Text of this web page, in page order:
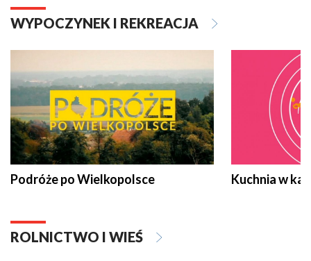
WYPOCZYNEK I REKREACJA
Podróże po Wielkopolsce Kuchnia w
ROLNICTWO I WIEŚ